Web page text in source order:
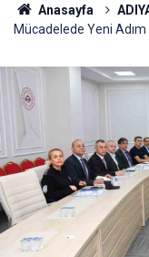
Anasayfa
Mücadelede Yeni Adım